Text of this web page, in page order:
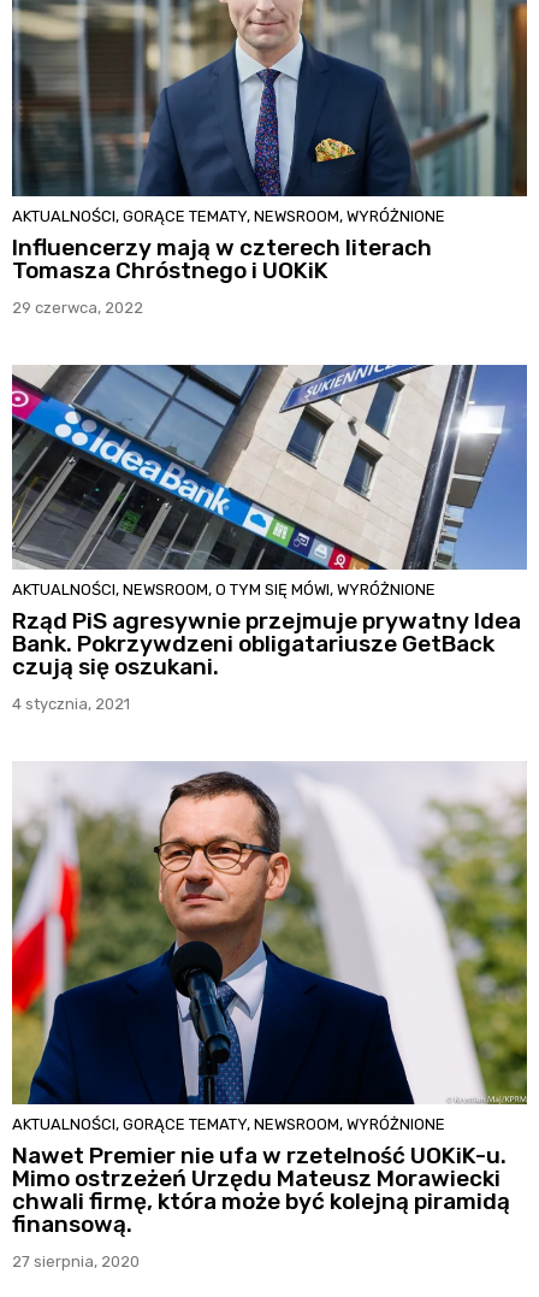
AKTUALNOŚCI, GORĄCE TEMATY, NEWSROOM, WYRÓŻNIONE
Influencerzy mają w czterech literach
Tomasza Chróstnego i UOKiK
29 czerwca, 2022
AKTUALNOŚCI, NEWSROOM, O TYM SIĘ MÓWI, WYRÓŻNIONE
Rząd PiS agresywnie przejmuje prywatny Idea
Bank. Pokrzywdzeni obligatariusze GetBack
czują się oszukani.
4 stycznia, 2021
AKTUALNOŚCI, GORĄCE TEMATY, NEWSROOM, WYRÓŻNIONE
Nawet Premier nie ufa w rzetelność UOKiK-u.
Mimo ostrzeżeń Urzędu Mateusz Morawiecki
chwali firmę, która może być kolejną piramidą
finansową.
27 sierpnia, 2020